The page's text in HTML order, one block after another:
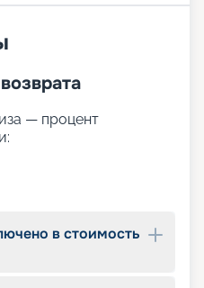
— процент
в стоимость